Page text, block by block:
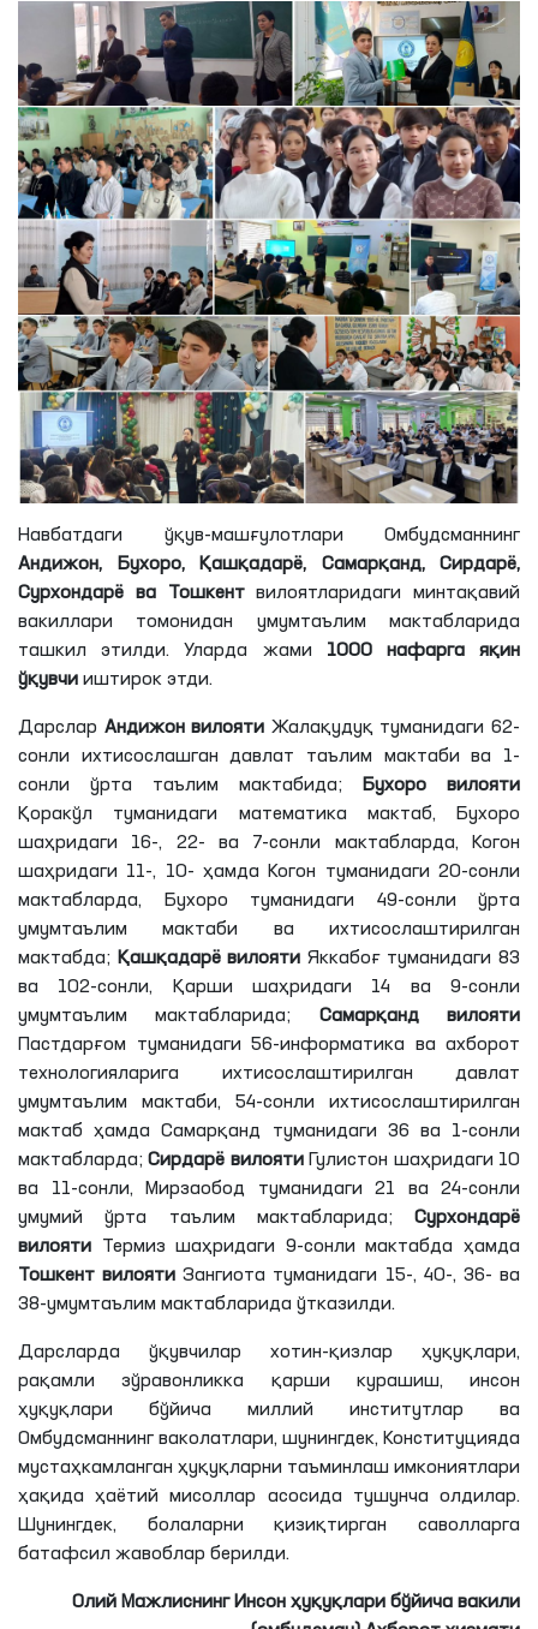
Навбатдаги ўқув-машғулотлари Омбудсманнинг
Андижон, Бухоро, Қашқадарё, Самарқанд, Сирдарё,
Сурхондарё ва Тошкентвилоятларидаги минтақавий
вакиллари томонидан умумтаълим мактабларида
ташкил этилди. Уларда жами 1000 нафарга яқин
ўқувчи иштирок этди.
Дарслар Андижон вилояти Жалақудуқ туманидаги 62-
сонли ихтисослашган давлат таълим мактаби ва 1-
сонли ўрта таълим мактабида;
Бухоро вилояти
Қоракўл туманидаги математика мактаб, Бухоро
шаҳридаги 16-, 22- ва 7-сонли мактабларда, Когон
шаҳридаги 11-, 10- ҳамда Когон туманидаги 20-сонли
мактабларда, Бухоро туманидаги 49-сонли ўрта
умумтаълим мактаби ва ихтисослаштирилган
мактабда; Қашқадарё вилояти Яккабоғ туманидаги 83
ва 102-сонли, Қарши шаҳридаги 14 ва 9-сонли
умумтаълим мактабларида; Самарқанд вилояти
Пастдарғом туманидаги 56-информатика ва ахборот
технологияларига ихтисослаштирилган давлат
умумтаълим мактаби, 54-сонли ихтисослаштирилган
мактаб ҳамда Самарқанд туманидаги 36 ва 1-сонли
мактабларда;Сирдарё вилоятиГулистон шаҳридаги 10
ва 11-сонли, Мирзаобод туманидаги 21 ва 24-сонли
умумий ўрта таълим мактабларида; Сурхондарё
вилояти Термиз шаҳридаги 9-сонли мактабда ҳамда
Тошкент вилояти Зангиота туманидаги 15-, 40-, 36- ва
38-умумтаълим мактабларида ўтказилди.
Дарсларда ўқувчилар хотин-қизлар ҳуқуқлари,
рақамли зўравонликка қарши курашиш, инсон
ҳуқуқлари бўйича миллий институтлар ва
Омбудсманнинг ваколатлари, шунингдек, Конституцияда
мустаҳкамланган ҳуқуқларни таъминлаш имкониятлари
ҳақида ҳаётий мисоллар асосида тушунча олдилар.
Шунингдек, болаларни қизиқтирган саволларга
батафсил жавоблар берилди.
Олий Мажлиснинг Инсон ҳуқуқлари бўйича вакили